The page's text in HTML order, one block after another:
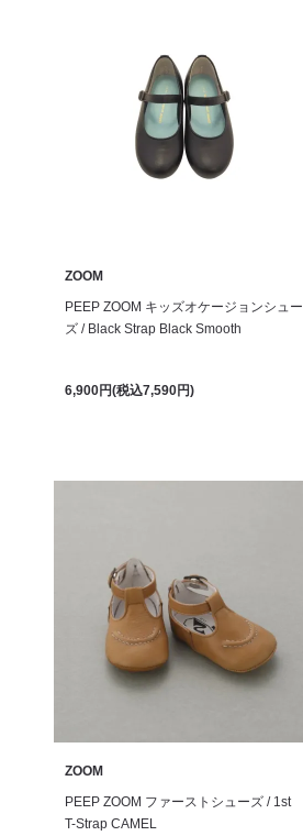
ZOOM
PEEP ZOOM キッズオケージョンシュー
ズ / Black Strap Black Smooth
6,900円(税込7,590円)
ZOOM
PEEP ZOOM ファーストシューズ / 1st
T-Strap CAMEL